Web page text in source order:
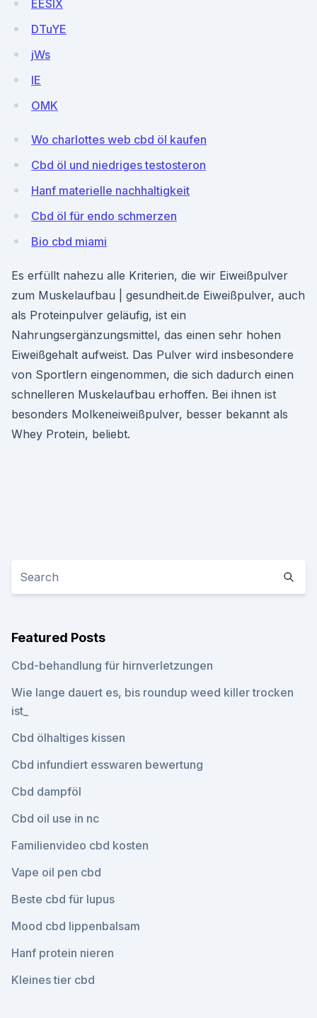
EESlX
DTuYE
jWs
IE
OMK
Wo charlottes web cbd öl kaufen
Cbd öl und niedriges testosteron
Hanf materielle nachhaltigkeit
Cbd öl für endo schmerzen
Bio cbd miami
Es erfüllt nahezu alle Kriterien, die wir Eiweißpulver
zum Muskelaufbau | gesundheit.de Eiweißpulver, auch
als Proteinpulver geläufig, ist ein
Nahrungsergänzungsmittel, das einen sehr hohen
Eiweißgehalt aufweist. Das Pulver wird insbesondere
von Sportlern eingenommen, die sich dadurch einen
schnelleren Muskelaufbau erhoffen. Bei ihnen ist
besonders Molkeneiweißpulver, besser bekannt als
Whey Protein, beliebt.
Featured Posts
Cbd-behandlung für hirnverletzungen
Wie lange dauert es, bis roundup weed killer trocken
ist_
Cbd ölhaltiges kissen
Cbd infundiert esswaren bewertung
Cbd dampföl
Cbd oil use in nc
Familienvideo cbd kosten
Vape oil pen cbd
Beste cbd für lupus
Mood cbd lippenbalsam
Hanf protein nieren
Kleines tier cbd